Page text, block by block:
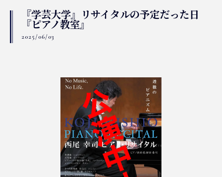
『学芸大学』リサイタルの予定だった日
『ピアノ教室』
2025/06/03